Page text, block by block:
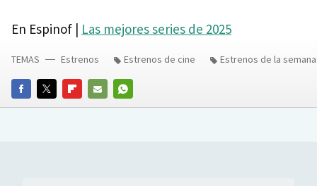
En Espinof | Las mejores series de 2025
FACEBOOKTWITTERFLIPBOARD
E-
WHATSAPP
TEMAS Estrenos Estrenos de cine Estrenos de la semana